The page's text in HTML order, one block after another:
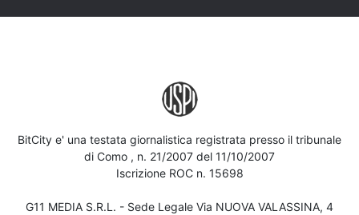
BitCity e' una testata giornalistica registrata presso il tribunale
di Como , n. 21/2007 del 11/10/2007
Iscrizione ROC n. 15698
G11 MEDIA S.R.L. - Sede Legale Via NUOVA VALASSINA, 4